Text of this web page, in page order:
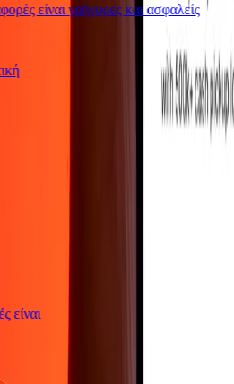
είναι γρήγορες και ασφαλείς
είναι